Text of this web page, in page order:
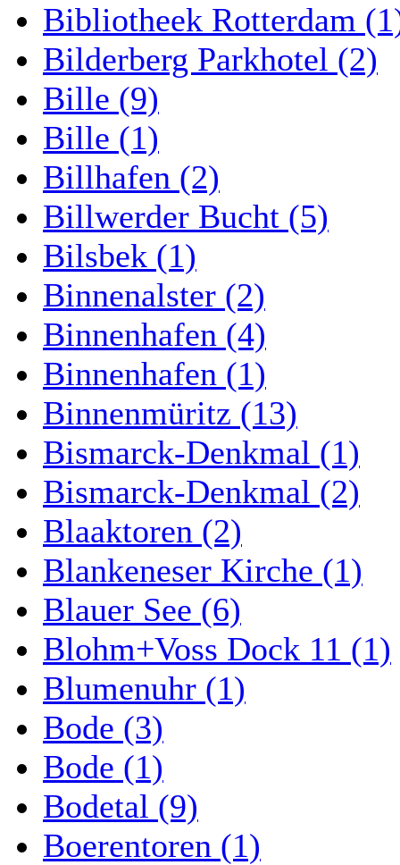
Bibliotheek Rotterdam
Bilderberg Parkhotel (2)
Bille (9)
Bille (1)
Billhafen (2)
Billwerder Bucht (5)
Bilsbek (1)
Binnenalster (2)
Binnenhafen (4)
Binnenhafen (1)
Binnenmüritz (13)
Bismarck-Denkmal (1)
Bismarck-Denkmal (2)
Blaaktoren (2)
Blankeneser Kirche (1)
Blauer See (6)
Blohm+Voss Dock 11 (1)
Blumenuhr (1)
Bode (3)
Bode (1)
Bodetal (9)
Boerentoren (1)